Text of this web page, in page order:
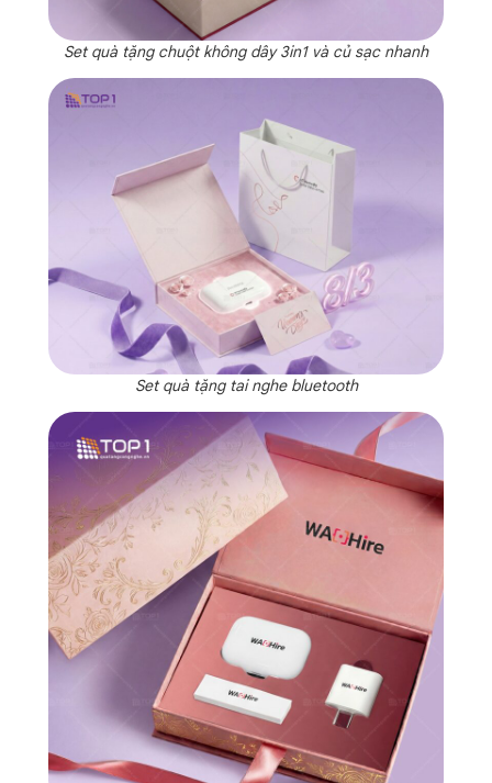
Set quà tặng chuột không dây 3in1 và củ sạc nhanh
Set quà tặng tai nghe bluetooth